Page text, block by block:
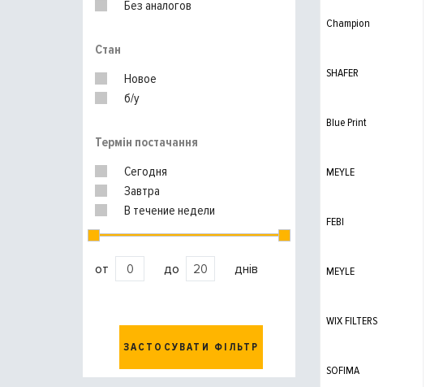
Kolbenschmidt
MAHLE
VAG
Без аналогов
Стан
Новое
б/у
Термін постачання
Сегодня
Завтра
В течение недели
от до днів
ЗАСТОСУВАТИ ФІЛЬТР
Champion
SHAFER
Blue Print
MEYLE
FEBI
MEYLE
WIX FILTERS
SOFIMA